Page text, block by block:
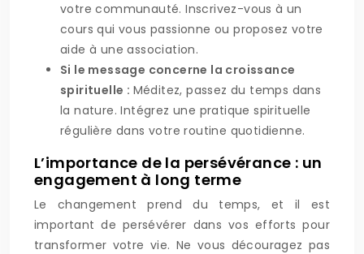
votre communauté. Inscrivez-vous à un
cours qui vous passionne ou proposez votre
aide à une association.
Si le message concerne la croissance
spirituelle : Méditez, passez du temps dans
la nature. Intégrez une pratique spirituelle
régulière dans votre routine quotidienne.
L’importance de la persévérance : un
engagement à long terme
Le changement prend du temps, et il est
important de persévérer dans vos efforts pour
transformer votre vie. Ne vous découragez pas